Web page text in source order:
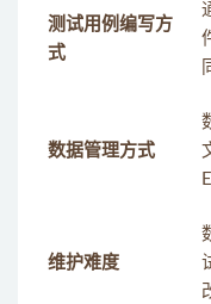
测试用例编写方
式
数据管理方式
维护难度